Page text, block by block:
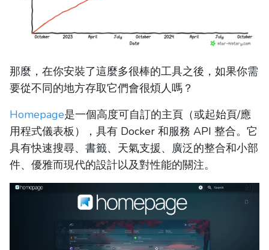
那麼，在你安裝了這麼多很棒的工具之後，如果你需
要從不同的地方存取它們會很煩人嗎？
Homepage是一個高度可自訂的主頁（或起始頁/應
用程式儀表板），具有 Docker 和服務 API 整合。它
具有快速搜尋、書籤、天氣支援、廣泛的整合和小部
件、優雅而現代的設計以及對性能的關注。